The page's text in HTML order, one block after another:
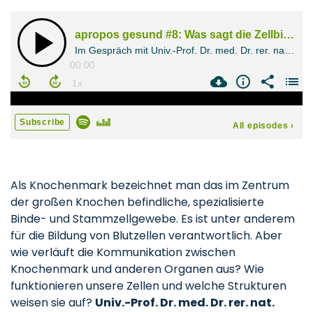
Als Knochenmark bezeichnet man das im Zentrum
der großen Knochen befindliche, spezialisierte
Binde- und Stammzellgewebe. Es ist unter anderem
für die Bildung von Blutzellen verantwortlich. Aber
wie verläuft die Kommunikation zwischen
Knochenmark und anderen Organen aus? Wie
funktionieren unsere Zellen und welche Strukturen
weisen sie auf? Univ.-Prof. Dr. med. Dr. rer. nat.